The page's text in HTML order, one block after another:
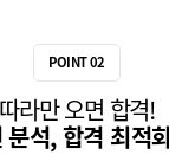
POINT 02
따라만 오면 합격!
분석, 합격 최적